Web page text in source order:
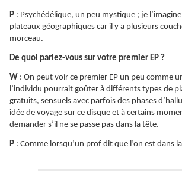
P : Psychédélique, un peu mystique ; je
plateaux géographiques car il y a plusieurs
morceau.
De quoi parlez-vous sur votre premier EP ?
W : On peut voir ce premier EP un peu comme
l’individu pourrait goûter à différents types de
gratuits, sensuels avec parfois des phases
idée de voyage sur ce disque et à certains
demander s’il ne se passe pas dans la tête.
P : Comme lorsqu’un prof dit que l’on est dans